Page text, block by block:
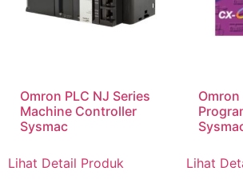
Omron PLC NJ Series
Machine Controller
Sysmac
Lihat Detail Produk Lihat